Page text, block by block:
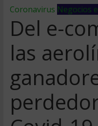
Coronavirus Negocios
Del e-
las